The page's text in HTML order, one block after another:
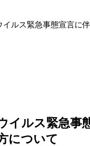
イルス緊急事態宣言に
イルス緊急事
について